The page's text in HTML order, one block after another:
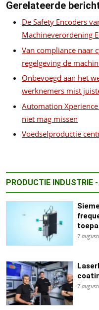
Gerelateerde
De Safety Encoders
Machineverordening
Van compliance naar
regelgeving de
Onbevoegd aan het
werknemers mist
Automation
niet mag missen
Voedselproductie
PRODUCTIE INDUSTRIE
7
7